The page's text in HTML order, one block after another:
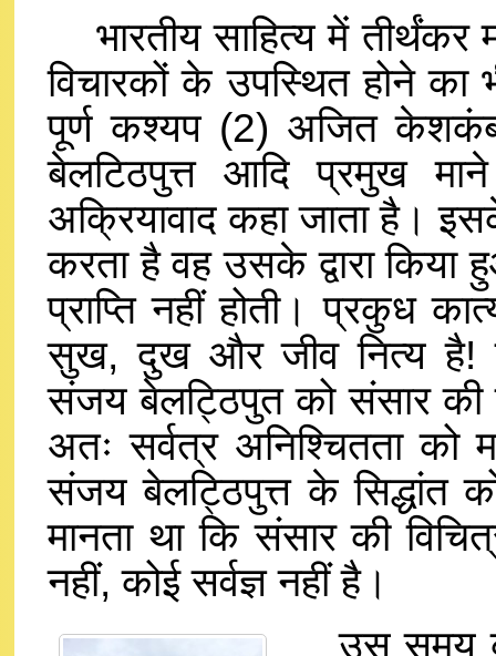
भारतीय साहित्य में तीर्थंकर
विचारकों के उपस्थित होने का
पूर्ण कश्यप (2) अजित
बेलटिठपुत्त आदि प्रमुख
अक्रियावाद कहा जाता है।
करता है वह उसके द्वारा किया
प्राप्ति नहीं होती। प्रकुध
सुख, दुख और जीव नित्य है!
संजय बेलट्ठिपुत को संसार की
अतः सर्वत्र अनिश्चितता को
संजय बेलट्ठिपुत्त के सिद्धांत
मानता था कि संसार की
नहीं, कोई सर्वज्ञ नहीं है।
उस समय